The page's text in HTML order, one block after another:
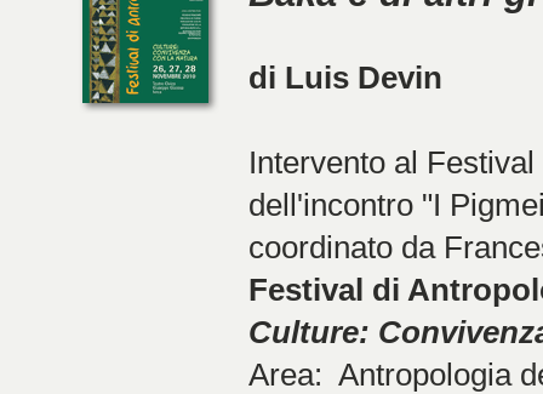
di Luis Devin
Intervento al
dell'incontro "I
coordinato da
Festival di
Culture:
Area: Antropologia